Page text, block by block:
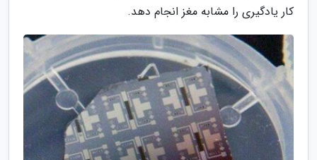
کار یادگیری را مشابه مغز انجام دهد.